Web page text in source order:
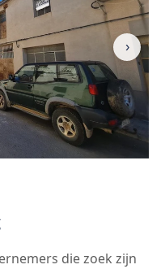
die zoek zijn
›